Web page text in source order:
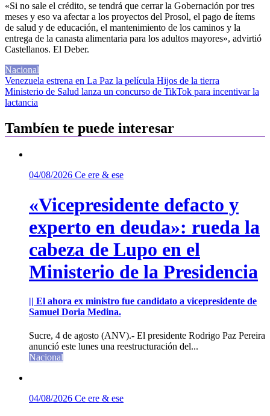
«Si no sale el crédito, se tendrá que cerrar la Gobernación por tres
meses y eso va afectar a los proyectos del Prosol, el pago de ítems
de salud y de educación, el mantenimiento de los caminos y la
entrega de la canasta alimentaria para los adultos mayores», advirtió
Castellanos. El Deber.
Nacional
Navegación
de
Venezuela estrena en La Paz la película Hijos de la tierra
Ministerio de Salud lanza un concurso de TikTok para incentivar la
lactancia
Tambíen te puede interesar
04/08/2026 Ce ere & ese
«Vicepresidente defacto y
experto en deuda»: rueda la
cabeza de Lupo en el
Ministerio de la Presidencia
|| El ahora ex ministro fue candidato a vicepresidente de
Samuel Doria Medina.
Sucre, 4 de agosto (ANV).- El presidente Rodrigo Paz Pereira
anunció este lunes una reestructuración del...
Nacional
04/08/2026 Ce ere & ese